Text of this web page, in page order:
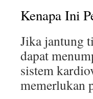
Kenapa Ini
Jika jantung
dapat
sistem
memerlukan